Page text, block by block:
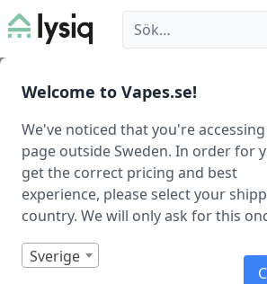
Welcome to Vapes.se!
We've noticed that you're
page outside Sweden. In order for
get the correct pricing and best
experience, please select your
country. We will only ask for this
Sverige
Lysiq
Belysning Hembelysning
3D LED lampa med
Spelkontroll-motiv
3D Led lampa – Spelkontroll 1
Art.nr: 1069